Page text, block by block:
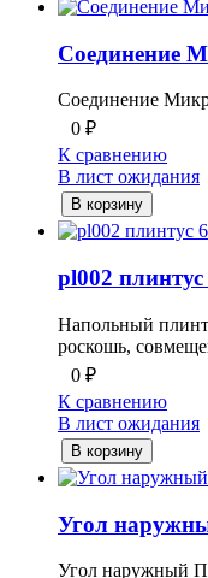
Соединение
Соединение
0 ₽
К сравнению
В лист ожидания
В корзину
pl002
Напольный
роскошь,
0 ₽
К сравнению
В лист ожидания
В корзину
Угол
Угол наружный